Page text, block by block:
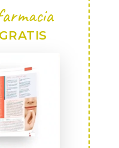
GRATIS